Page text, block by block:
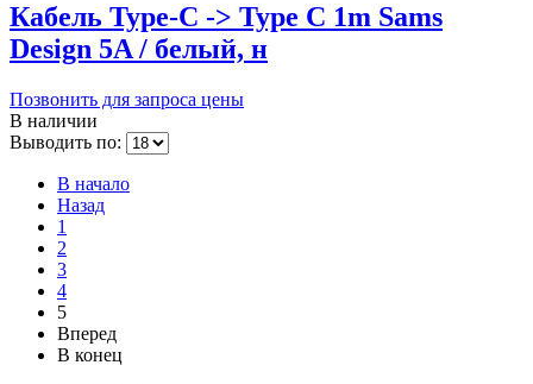
Кабель Type-C -> Type C 1m Sams
Design 5A / белый, н
Позвонить для запроса цены
В наличии
Выводить по:
В начало
Назад
1
2
3
4
5
Вперед
В конец